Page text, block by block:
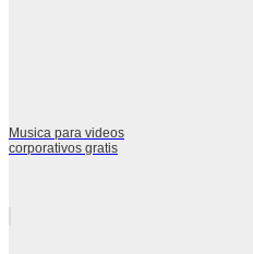
Musica para videos
corporativos gratis